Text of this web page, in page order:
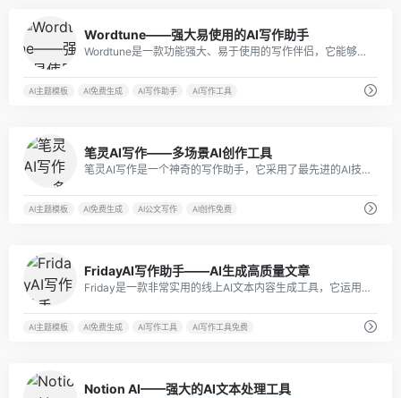
Wordtune——强大易使用的AI写作助手
Wordtune是一款功能强大、易于使用的写作伴侣，它能够为用户提供语言检测、文本改写、写作建议、模板库、导出和分享等多种功能，帮助用户改进写作质量、提高文章可读性和吸引力。
AI主题模板 AI免费生成 AI写作助手 AI写作工具
笔灵AI写作——多场景AI创作工具
笔灵AI写作是一个神奇的写作助手，它采用了最先进的AI技术，能够理解你的写作需求，并为你提供高质量的文本内容。无论你需要写论文、开题报告、公文写作、商业计划书、文献综述还是社交帖子，笔灵AI写作都能够在你最需要的时候提供帮助。
AI主题模板 AI免费生成 AI公文写作 AI创作免费
FridayAI写作助手——AI生成高质量文章
Friday是一款非常实用的线上AI文本内容生成工具，它运用了自然语言处理技术和机器学习算法，能够帮助用户快速生成高质量的文本内容。
AI主题模板 AI免费生成 AI写作工具 AI写作工具免费
Notion AI——强大的AI文本处理工具